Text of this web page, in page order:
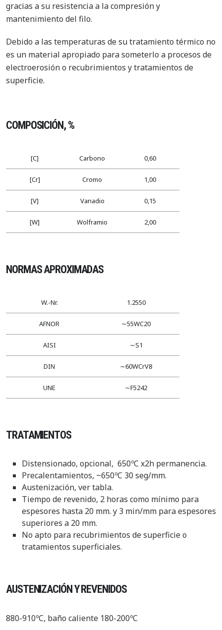
gracias a su resistencia a la compresión y
mantenimiento del filo.
Debido a las temperaturas de su tratamiento térmico no
es un material apropiado para someterlo a procesos de
electroerosión o recubrimientos y tratamientos de
superficie.
COMPOSICIÓN, %
[C] Carbono 0,60
[Cr] Cromo 1,00
[V] Vanadio 0,15
[W] Wolframio 2,00
NORMAS APROXIMADAS
W.-Nr. 1.2550
AFNOR ∼55WC20
AISI ∼S1
DIN ∼60WCrV8
UNE ∼F5242
TRATAMIENTOS
Distensionado, opcional, 650ºC x2h permanencia.
Precalentamientos, ~650ºC 30 seg/mm.
Austenización, ver tabla.
Tiempo de revenido, 2 horas como mínimo para
espesores hasta 20 mm. y 3 min/mm para espesores
superiores a 20 mm.
No apto para recubrimientos de superficie o
tratamientos superficiales.
AUSTENIZACIÓN Y REVENIDOS
880-910ºC, baño caliente 180-200ºC